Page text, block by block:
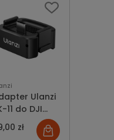
Ulanzi
11 do DJI
Pocket 3
zł